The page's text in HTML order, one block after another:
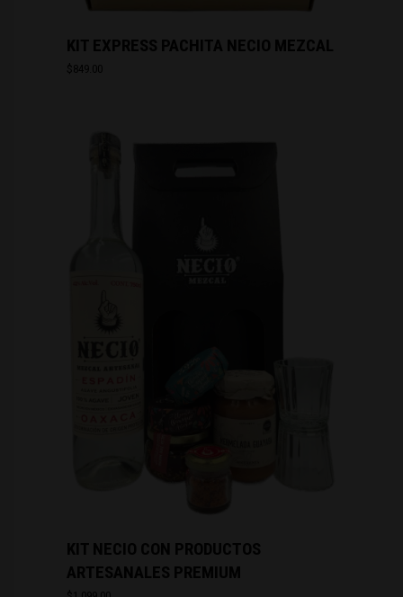
KIT EXPRESS PACHITA NECIO MEZCAL
$ 849.00
KIT NECIO CON PRODUCTOS
ARTESANALES PREMIUM